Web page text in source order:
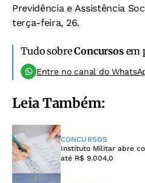
Previdência e Assistência
terça-feira, 26.
Tudo sobreConcursosem
Entre no canal do
Leia Também:
CONCURSOS
Instituto Militar abre
até R$ 9.004,0